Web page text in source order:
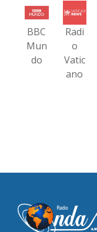
BBC
Mun
do
Radi
o
Vatic
ano